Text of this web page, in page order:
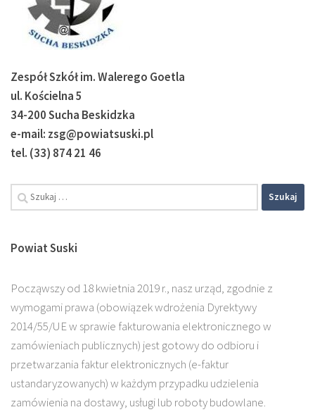
Zespół Szkół im. Walerego Goetla
ul. Kościelna 5
34-200 Sucha Beskidzka
e-mail: zsg@powiatsuski.pl
tel. (33) 874 21 46
Szukaj:
Powiat Suski
Począwszy od 18 kwietnia 2019 r., nasz urząd, zgodnie z
wymogami prawa (obowiązek wdrożenia Dyrektywy
2014/55/UE w sprawie fakturowania elektronicznego w
zamówieniach publicznych) jest gotowy do odbioru i
przetwarzania faktur elektronicznych (e-faktur
ustandaryzowanych) w każdym przypadku udzielenia
zamówienia na dostawy, usługi lub roboty budowlane.